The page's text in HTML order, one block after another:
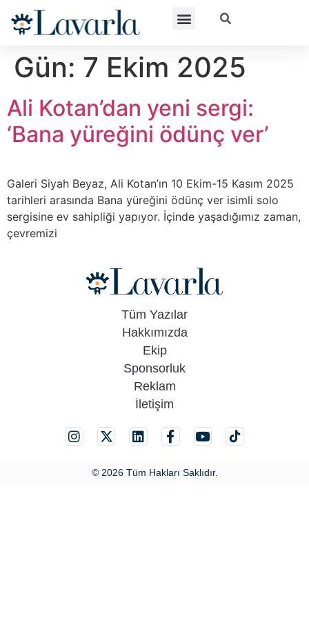
Gün: 7 Ekim 2025
Ali Kotan’dan yeni sergi:
‘Bana yüreğini ödünç ver’
Galeri Siyah Beyaz, Ali Kotan’ın 10 Ekim-15 Kasım 2025
tarihleri arasında Bana yüreğini ödünç ver isimli solo
sergisine ev sahipliği yapıyor. İçinde yaşadığımız zaman,
çevremizi
Tüm Yazılar
Hakkımızda
Ekip
Sponsorluk
Reklam
İletişim
© 2026 Tüm Hakları Saklıdır.